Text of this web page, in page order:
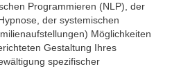
Programmieren (NLP), der
der systemischen
Möglichkeiten
Gestaltung Ihres
spezifischer